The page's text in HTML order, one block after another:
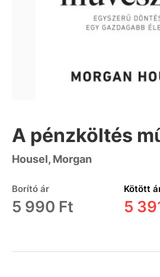
A pénzköltés
Housel, Morgan
Borító ár
5 990 Ft
Kötött
5